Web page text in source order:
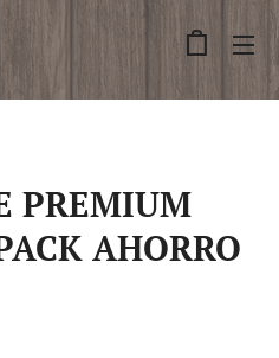
PREMIUM
AHORRO